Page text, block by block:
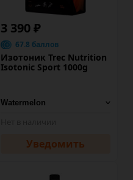
3 390 ₽
67.8 баллов
Изотоник Trec Nutrition
Isotonic Sport 1000g
Уведомить